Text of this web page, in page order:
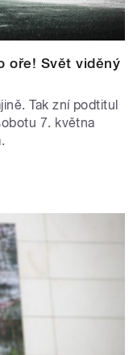
oře! Svět viděný
Tak zní podtitul
7. května